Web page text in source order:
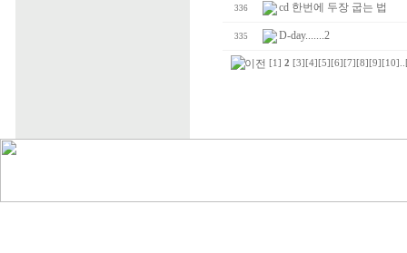
336 cd 한번에 두장 굽는 법
335 D-day.......2
[1] 2 [3] [4] [5] [6] [7] [8] [9] [10]